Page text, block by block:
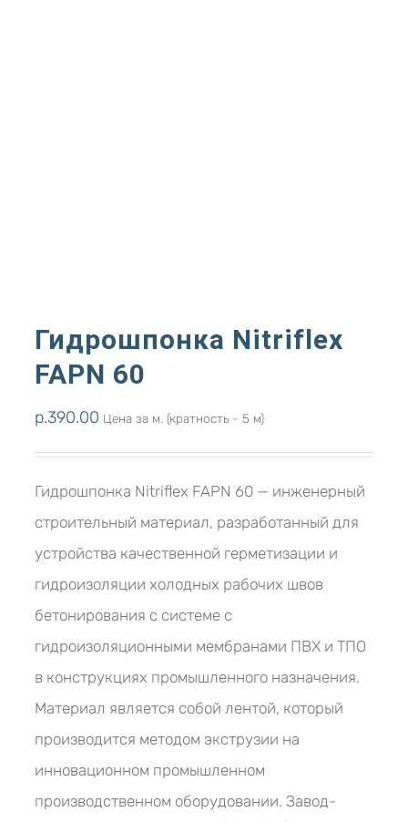
Гидрошпонка Nitriflex
FAPN 60
р.390.00 Цена за м. (кратность - 5 м)
Гидрошпонка Nitriflex FAPN 60 — инженерный
строительный материал, разработанный для
устройства качественной герметизации и
гидроизоляции холодных рабочих швов
бетонирования с системе с
гидроизоляционными мембранами ПВХ и ТПО
в конструкциях промышленного назначения.
Материал является собой лентой, который
производится методом экструзии на
инновационном промышленном
производственном оборудовании. Завод-